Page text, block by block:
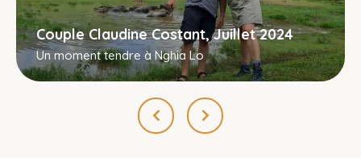
Couple Claudine Costant, Juillet 2024
Un moment tendre à Nghia Lo